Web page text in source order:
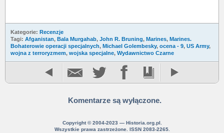
Kategorie: Recenzje
Tagi: Afganistan, Bala Murgahab, John R. Bruning, Marines, Marines.
Bohaterowie operacji specjalnych, Michael Golembesky, ocena - 9, US Army,
wojna z terroryzmem, wojska specjalne, Wydawnictwo Czarne
Komentarze są wyłączone.
Copyright © 2004-2023 — Historia.org.pl.
Wszystkie prawa zastrzeżone. ISSN 2083-2265.